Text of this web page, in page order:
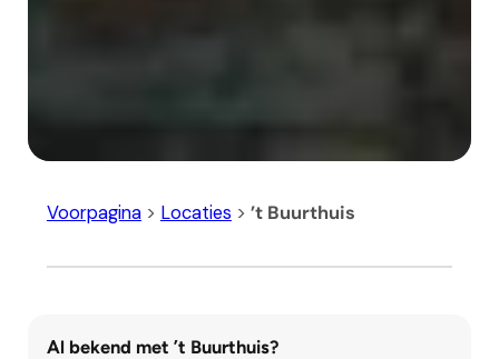
Voorpagina> Locaties > ’t Buurthuis
Al bekend met ’t Buurthuis?